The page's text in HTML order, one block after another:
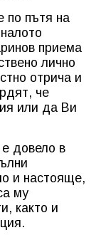
по пътя на
приема
лично
отрича и
че
или да Ви
довело в
и настояще,
му
както и